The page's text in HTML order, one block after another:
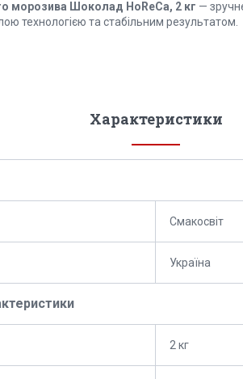
морозива Шоколад HoReCa, 2 кг —
технологією та стабільним результатом.
Характеристики
Смакосвіт
Україна
2 кг